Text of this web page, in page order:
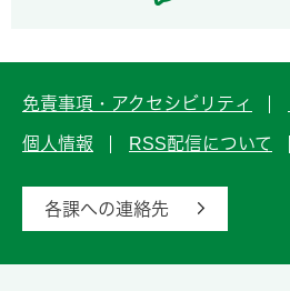
免責事項・アクセシビリティ
個人情報 RSS配信について
各課への連絡先